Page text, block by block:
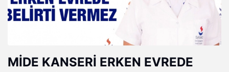
MİDE KANSERİ ERKEN EVREDE